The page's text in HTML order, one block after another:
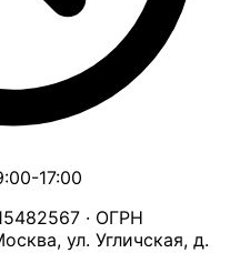
17:00
· ОГРН
ул. Угличская, д.